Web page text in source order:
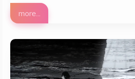
了？看得我最后直接绷不住了。。。
多了。首先就从整体叙事说起吧，行我
是 nm...
more...